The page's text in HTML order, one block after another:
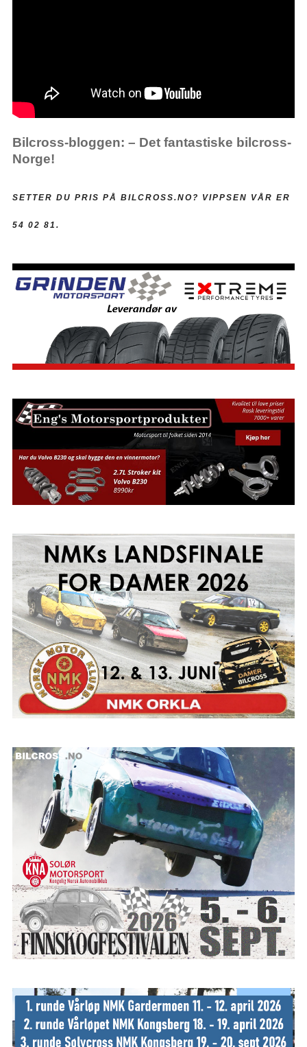
Bilcross-bloggen: – Det fantastiske bilcross-
Norge!
SETTER DU PRIS PÅ BILCROSS.NO? VIPPSEN VÅR ER
54 02 81.